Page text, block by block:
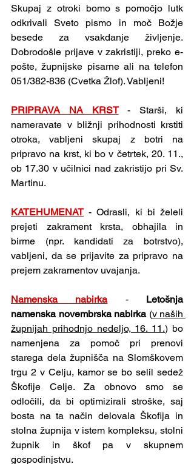
Skupaj z otroki bomo s pomočjo lutk
odkrivali Sveto pismo in moč Božje
besede za vsakdanje življenje.
Dobrodošle prijave v zakristiji, preko e-
pošte, župnijske pisarne ali na telefon
051/382-836 (Cvetka Žlof). Vabljeni!
PRIPRAVA NA KRST - Starši, ki
nameravate v bližnji prihodnosti krstiti
otroka, vabljeni skupaj z botri na
pripravo na krst, ki bo v četrtek, 20. 11.,
ob 17.30 v učilnici nad zakristijo pri Sv.
Martinu.
KATEHUMENAT - Odrasli, ki bi želeli
prejeti zakrament krsta, obhajila in
birme (npr. kandidati za botrstvo),
vabljeni, da se prijavite za pripravo na
prejem zakramentov uvajanja.
Namenska nabirka - Letošnja
namenska novembrska nabirka (v naših
župnijah prihodnjo nedeljo, 16. 11.) bo
namenjena za pomoč pri prenovi
starega dela župnišča na Slomškovem
trgu 2 v Celju, kamor se bo selil sedež
Škofije Celje. Za obnovo smo se
odločili, da bi optimizirali stroške, saj
bosta na ta način delovala Škofija in
stolna župnija v istem kompleksu, stolni
župnik in škof pa v skupnem
gospodinjstvu.